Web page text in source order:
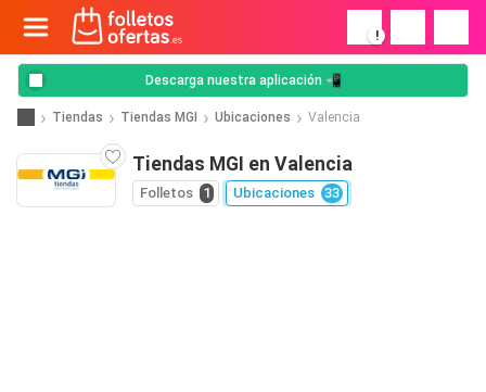
!
Descarga nuestra aplicación 📲
Tiendas Tiendas MGI Ubicaciones Valencia
Tiendas MGI en Valencia
Folletos 1 Ubicaciones 33